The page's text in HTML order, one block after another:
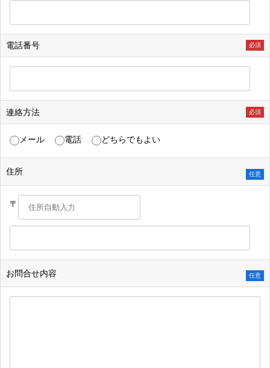
電話番号 必須
連絡方法 必須
メール 電話 どちらでもよい
住所 任意
〒
お問合せ内容 任意